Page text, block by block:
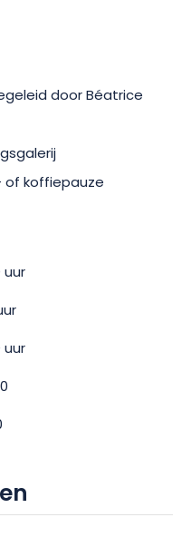
door Béatrice
koffiepauze
uur
uur